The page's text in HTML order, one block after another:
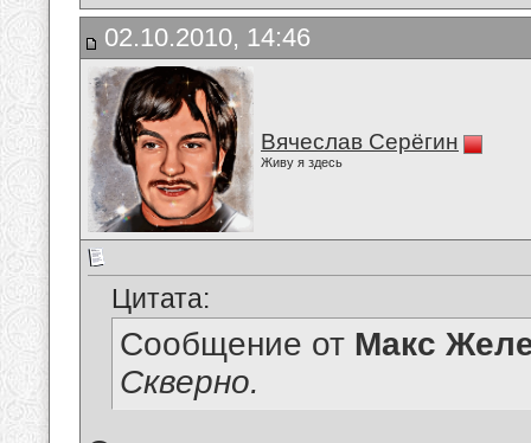
02.10.2010, 14:46
Вячеслав Серёгин
Живу я здесь
Цитата:
Сообщение от Макс
Скверно.